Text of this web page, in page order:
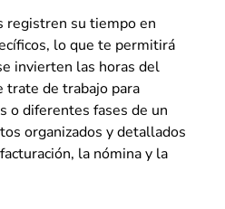
registren su tiempo en
lo que te permitirá
invierten las horas del
trate de trabajo para
o diferentes fases de un
organizados y detallados
la nómina y la